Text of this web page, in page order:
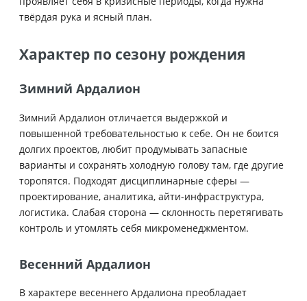
твёрдая рука и ясный план.
Характер по сезону рождения
Зимний Ардалион
Зимний Ардалион отличается выдержкой и
повышенной требовательностью к себе. Он не боится
долгих проектов, любит продумывать запасные
варианты и сохранять холодную голову там, где другие
торопятся. Подходят дисциплинарные сферы —
проектирование, аналитика, айти-инфраструктура,
логистика. Слабая сторона — склонность перетягивать
контроль и утомлять себя микроменеджментом.
Весенний Ардалион
В характере весеннего Ардалиона преобладает